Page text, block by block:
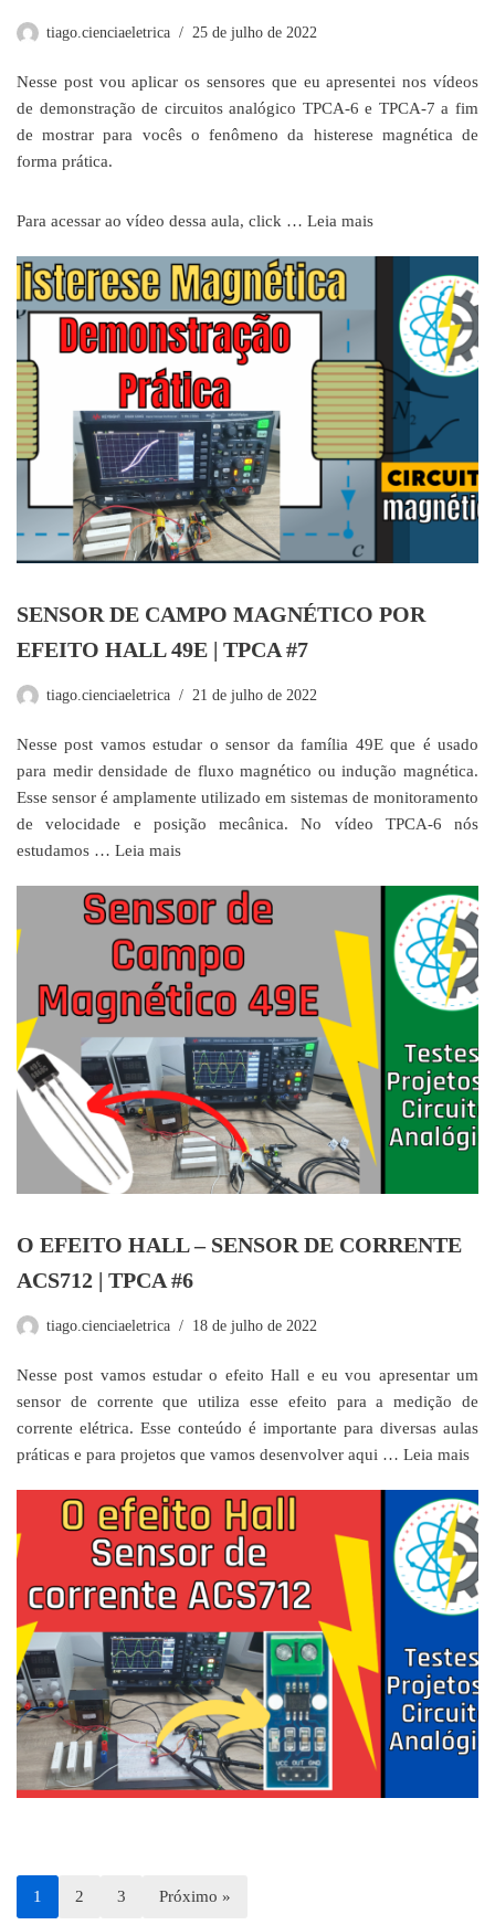
tiago.cienciaeletrica 25 de julho de 2022
Nesse post vou aplicar os sensores que eu apresentei nos vídeos
de demonstração de circuitos analógico TPCA-6 e TPCA-7 a fim
de mostrar para vocês o fenômeno da histerese magnética de
forma prática.
Para acessar ao vídeo dessa aula, click … Leia mais
SENSOR DE CAMPO MAGNÉTICO POR
EFEITO HALL 49E | TPCA #7
tiago.cienciaeletrica 21 de julho de 2022
Nesse post vamos estudar o sensor da família 49E que é usado
para medir densidade de fluxo magnético ou indução magnética.
Esse sensor é amplamente utilizado em sistemas de monitoramento
de velocidade e posição mecânica. No vídeo TPCA-6 nós
estudamos … Leia mais
O EFEITO HALL – SENSOR DE CORRENTE
ACS712 | TPCA #6
tiago.cienciaeletrica 18 de julho de 2022
Nesse post vamos estudar o efeito Hall e eu vou apresentar um
sensor de corrente que utiliza esse efeito para a medição de
corrente elétrica. Esse conteúdo é importante para diversas aulas
práticas e para projetos que vamos desenvolver aqui … Leia mais
1 2 3 Próximo »